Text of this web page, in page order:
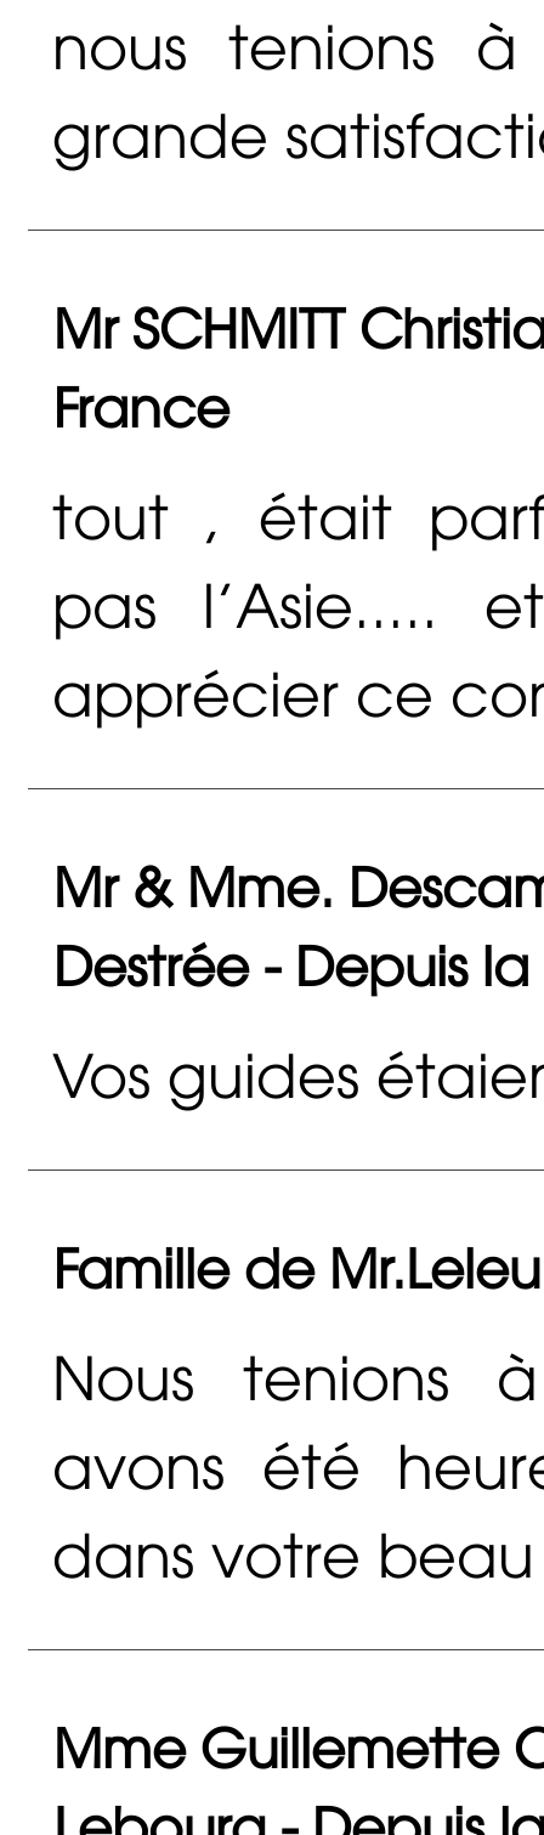
nous tenions
grande
Mr SCHMITT
France
tout , était
pas l'Asie.....
apprécier ce
Mr & Mme.
Destrée - Depuis
Vos guides
Famille de
Nous tenions
avons été
dans votre
Mme Guillemette